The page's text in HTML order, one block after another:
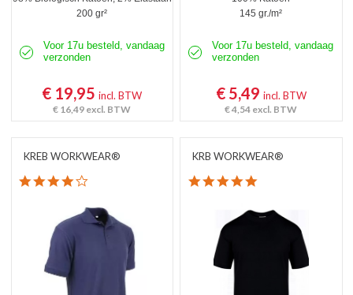
200 gr²
Voor 17u besteld, vandaag
verzonden
€ 19,95incl. BTW
€ 16,49 excl. BTW
145 gr./m²
Voor 17u besteld, vandaag
verzonden
€ 5,49 incl. BTW
€ 4,54 excl. BTW
KREB WORKWEAR®
4.1 star rating
KRB WORKWEAR®
5.0 star rating